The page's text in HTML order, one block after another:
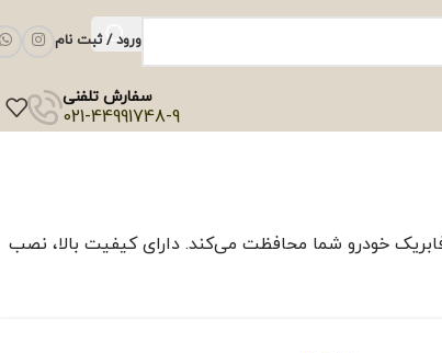
ورود / ثبت نام
سفارش تلفنی
021-44991748-9
خودرو شما محافظت می‌کند. دارای کیفیت بالا، نصب